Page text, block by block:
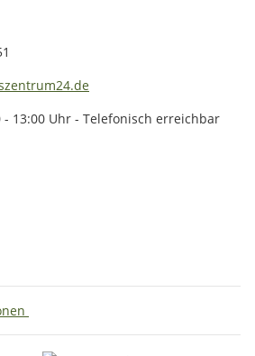
- 13:00 Uhr - Telefonisch erreichbar